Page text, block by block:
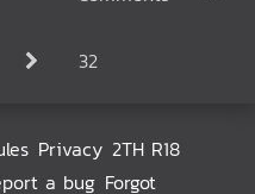
32
Privacy 2TH R18
a bug Forgot